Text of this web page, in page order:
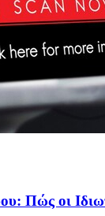
Πώς οι